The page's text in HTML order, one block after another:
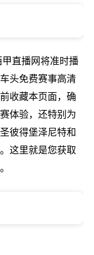
直播网将准时播
头免费赛事高清
收藏本页面，确
体验，还特别为
彼得堡泽尼特和
这里就是您获取